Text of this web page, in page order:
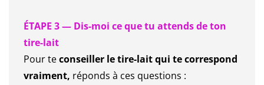
ÉTAPE 3 — Dis-moi ce que tu attends de ton
tire-lait
Pour teconseiller le tire-lait qui te correspond
vraiment, réponds à ces questions :